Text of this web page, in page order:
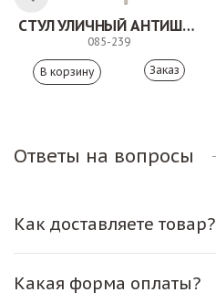
СТУЛ УЛИЧНЫЙ АНТИШОН
085-239
Заказ
Ответы на вопросы
Как доставляете товар?
Какая форма оплаты?